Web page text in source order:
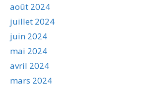
août 2024
juillet 2024
juin 2024
mai 2024
avril 2024
mars 2024